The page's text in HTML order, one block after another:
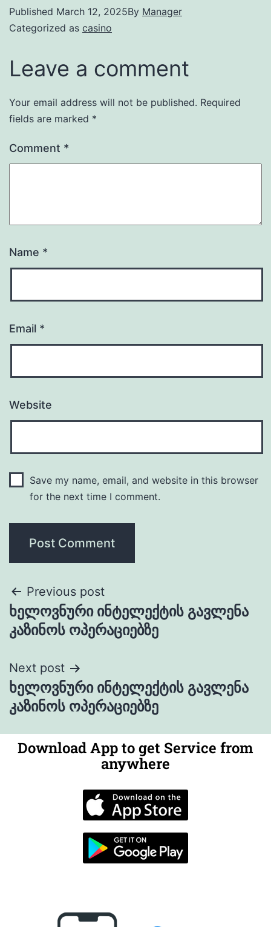
Published March 12, 2025By Manager
Categorized as casino
Leave a comment
Your email address will not be published. Required
fields are marked *
Comment *
Name *
Email *
Website
Save my name, email, and website in this browser
for the next time I comment.
Previous post
ხელოვნური ინტელექტის გავლენა
კაზინოს ოპერაციებზე
Next post
ხელოვნური ინტელექტის გავლენა
კაზინოს ოპერაციებზე
Download App to get Service from
anywhere